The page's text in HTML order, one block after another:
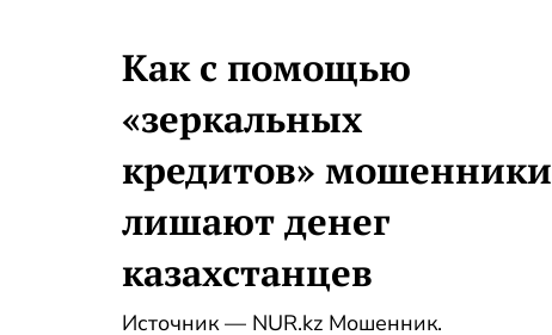
Как с помощью
«зеркальных
кредитов» мошенники
лишают денег
казахстанцев
Источник — NUR.kz Мошенник.